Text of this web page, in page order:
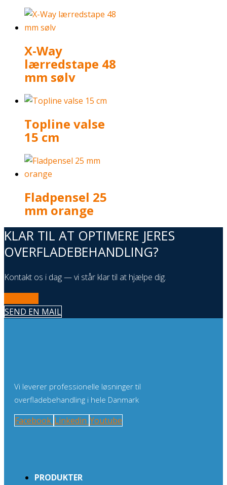
X-Way
lærredstape 48
mm sølv
Topline valse
15 cm
Fladpensel 25
mm orange
KLAR TIL AT OPTIMERE JERES
OVERFLADEBEHANDLING?
Kontakt os i dag — vi står klar til at hjælpe dig.
SEND EN MAIL
Vi leverer professionelle løsninger til
overfladebehandling i hele Danmark
Facebook Linkedin Youtube
PRODUKTER